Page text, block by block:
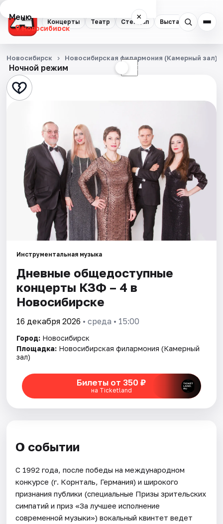
Концерты Театр Стендап Выставки
Меню ×
Новосибирск
Концерты
Театр
Стендап
Выставки
Квесты
Экскурсии
Спорт
События
Площадки
Артисты
Рейтинги
Ночной режим ☾
Новосибирск Новосибирская филармония (Камерный зал)
Инструментальная музыка
Дневные общедоступные
концерты КЗФ – 4 в
Новосибирске
16 декабря 2026 • среда • 15:00
Город: Новосибирск
Площадка: Новосибирская филармония (Камерный
зал)
Билеты от 350 ₽
на Ticketland
О событии
С 1992 года, после победы на международном
конкурсе (г. Корнталь, Германия) и широкого
признания публики (специальные Призы зрительских
симпатий и приз «За лучшее исполнение
современной музыки») вокальный квинтет ведет